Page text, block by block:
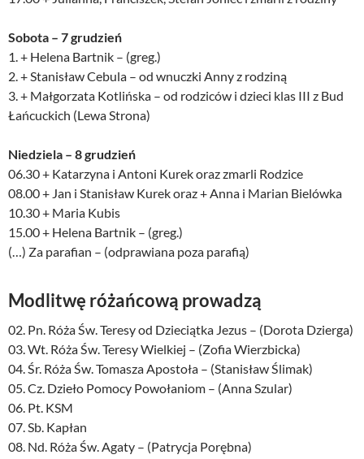
Sobota – 7 grudzień
1. + Helena Bartnik – (greg.)
2. + Stanisław Cebula – od wnuczki Anny z rodziną
3. + Małgorzata Kotlińska – od rodziców i dzieci klas III z Bud
Łańcuckich (Lewa Strona)
Niedziela – 8 grudzień
06.30 + Katarzyna i Antoni Kurek oraz zmarli Rodzice
08.00 + Jan i Stanisław Kurek oraz + Anna i Marian Bielówka
10.30 + Maria Kubis
15.00 + Helena Bartnik – (greg.)
(…) Za parafian – (odprawiana poza parafią)
Modlitwę różańcową prowadzą
02. Pn. Róża Św. Teresy od Dzieciątka Jezus – (Dorota Dzierga)
03. Wt. Róża Św. Teresy Wielkiej – (Zofia Wierzbicka)
04. Śr. Róża Św. Tomasza Apostoła – (Stanisław Ślimak)
05. Cz. Dzieło Pomocy Powołaniom – (Anna Szular)
06. Pt. KSM
07. Sb. Kapłan
08. Nd. Róża Św. Agaty – (Patrycja Porębna)